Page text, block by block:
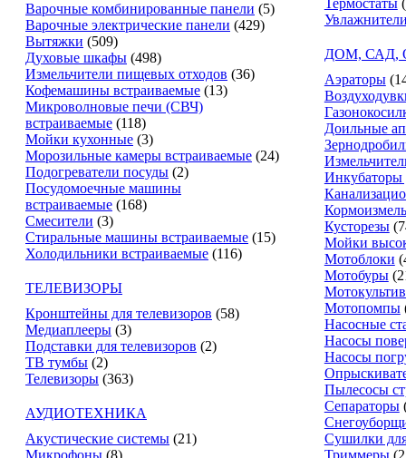
Варочные комбинированные панели (5)
Варочные электрические панели (429)
Вытяжки (509)
Духовые шкафы (498)
Измельчители пищевых отходов (36)
Кофемашины встраиваемые (13)
Микроволновые печи (СВЧ)
встраиваемые (118)
Мойки кухонные (3)
Морозильные камеры встраиваемые (24)
Подогреватели посуды (2)
Посудомоечные машины
встраиваемые (168)
Смесители (3)
Стиральные машины встраиваемые (15)
Холодильники встраиваемые (116)
ТЕЛЕВИЗОРЫ
Кронштейны для телевизоров (58)
Медиаплееры (3)
Подставки для телевизоров (2)
ТВ тумбы (2)
Телевизоры (363)
АУДИОТЕХНИКА
Акустические системы (21)
Микрофоны (8)
Термостаты
ДОМ, САД,
Аэраторы
Доильные
Инкубаторы
Кусторезы
Мойки
Мотоблоки
Мотобуры
Мотопомпы
Насосные
Насосы
Насосы
Пылесосы
Сепараторы
Сушилки
Триммеры